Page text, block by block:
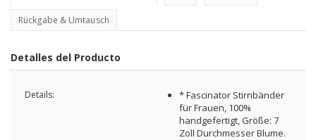
Rückgabe & Umtausch
Detalles del Producto
Details:
* Fascinator Stirnbänder
für Frauen, 100%
handgefertigt, Größe: 7
Zoll Durchmesser Blume.